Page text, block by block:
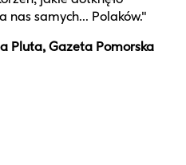
nas samych... Polaków."
Pluta, Gazeta Pomorska